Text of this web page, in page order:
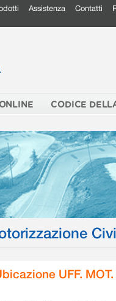
Assistenza Contatti
CODICE
UFF.